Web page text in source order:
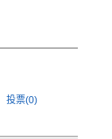
投票(0)